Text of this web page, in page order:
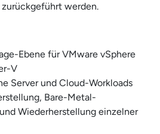
werden.
Ebene für VMware vSphere
V
Server und Cloud-Workloads
Bare-Metal-
Wiederherstellung einzelner